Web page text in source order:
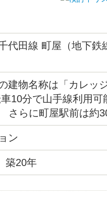
代田線 町屋（地下
建物名称は「カレッ
10分で山手線利用可
さらに町屋駅前は約
堂」や駅ビル「セン
ターが充実。 家具家
お好みでお選びくだ
ン
築20年